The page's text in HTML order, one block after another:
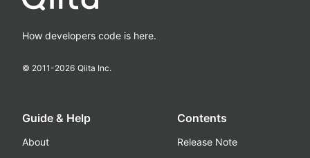
How developers code is here.
© 2011-2026 Qiita Inc.
Guide & Help
About
Contents
Release Note